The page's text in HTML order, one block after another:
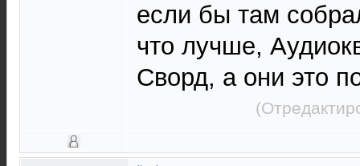
если бы там
что лучше,
Сворд, а они это